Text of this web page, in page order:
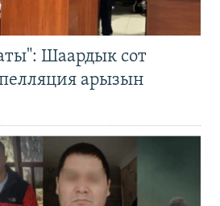
Шаардык сот
арызын